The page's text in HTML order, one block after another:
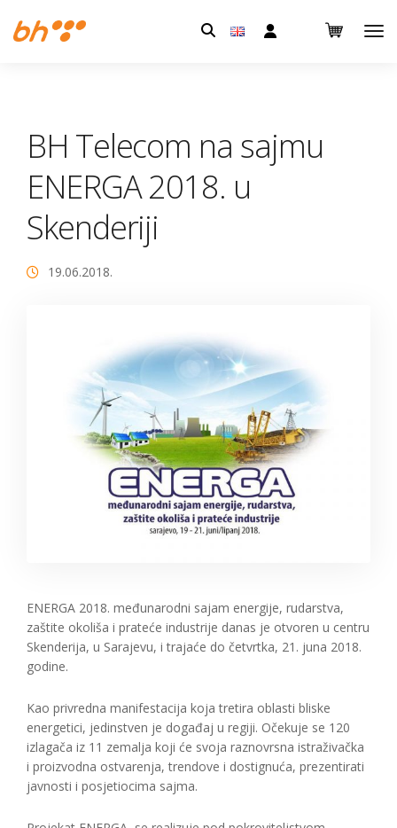
Pretraga:
BH Telecom na sajmu
ENERGA 2018. u
Skenderiji
19.06.2018.
ENERGA 2018. međunarodni sajam energije, rudarstva,
zaštite okoliša i prateće industrije danas je otvoren u centru
Skenderija, u Sarajevu, i trajaće do četvrtka, 21. juna 2018.
godine.
Kao privredna manifestacija koja tretira oblasti bliske
energetici, jedinstven je događaj u regiji. Očekuje se 120
izlagača iz 11 zemalja koji će svoja raznovrsna istraživačka
i proizvodna ostvarenja, trendove i dostignuća, prezentirati
javnosti i posjetiocima sajma.